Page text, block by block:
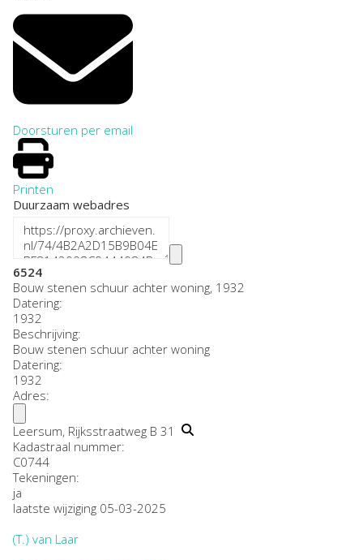
Doorsturen per email
Printen
Duurzaam webadres
6524
Bouw stenen schuur achter woning, 1932
Datering:
1932
Beschrijving:
Bouw stenen schuur achter woning
Datering:
1932
Adres:
Leersum, Rijksstraatweg B 31
Kadastraal nummer:
C0744
Tekeningen:
ja
laatste wijziging 05-03-2025
(T.) van Laar